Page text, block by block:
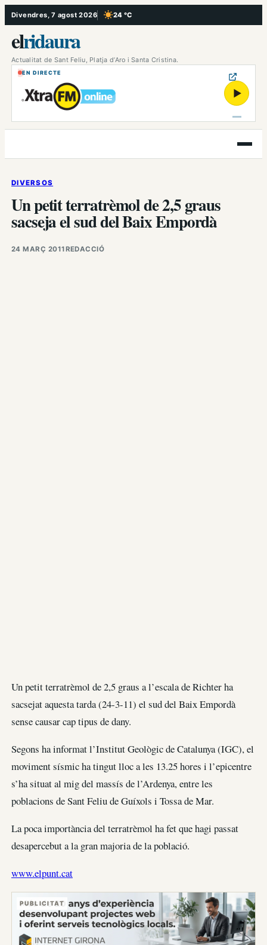
Vés
al
contingut
Divendres, 7 agost 2026 24 °C
, Cel serè
elridaura
Actualitat de Sant Feliu, Platja d’Aro i Santa Cristina.
EN DIRECTE
▶
Obre
el
DIVERSOS
Un petit terratrèmol de 2,5 graus
sacseja el sud del Baix Empordà
24 MARÇ 2011REDACCIÓ
Un petit terratrèmol de 2,5 graus a l’escala de Richter ha
sacsejat aquesta tarda (24-3-11) el sud del Baix Empordà
sense causar cap tipus de dany.
Segons ha informat l’Institut Geològic de Catalunya (IGC), el
moviment sísmic ha tingut lloc a les 13.25 hores i l’epicentre
s’ha situat al mig del massís de l’Ardenya, entre les
poblacions de Sant Feliu de Guíxols i Tossa de Mar.
La poca importància del terratrèmol ha fet que hagi passat
desapercebut a la gran majoria de la població.
www.elpunt.cat
PUBLICITAT